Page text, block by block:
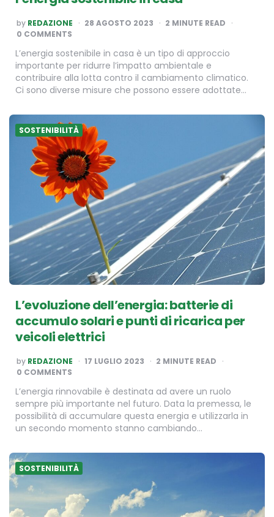
POSTED
BY
by REDAZIONE 28 AGOSTO 2023 2 MINUTE READ
0 COMMENTS
L’energia sostenibile in casa è un tipo di approccio
importante per ridurre l’impatto ambientale e
contribuire alla lotta contro il cambiamento climatico.
Ci sono diverse misure che possono essere adottate…
SOSTENIBILITÀ
L’evoluzione dell’energia: batterie di
accumulo solari e punti di ricarica per
veicoli elettrici
POSTED
BY
by REDAZIONE 17 LUGLIO 2023 2 MINUTE READ
0 COMMENTS
L’energia rinnovabile è destinata ad avere un ruolo
sempre più importante nel futuro. Data la premessa, le
possibilità di accumulare questa energia e utilizzarla in
un secondo momento stanno cambiando…
SOSTENIBILITÀ